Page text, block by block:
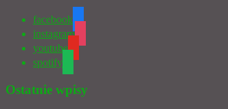
facebook
instagram
youtube
spotify
Ostatnie wpisy